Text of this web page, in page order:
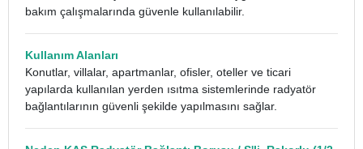
bakım çalışmalarında güvenle kullanılabilir.
Kullanım Alanları
Konutlar, villalar, apartmanlar, ofisler, oteller ve ticari
yapılarda kullanılan yerden ısıtma sistemlerinde radyatör
bağlantılarının güvenli şekilde yapılmasını sağlar.